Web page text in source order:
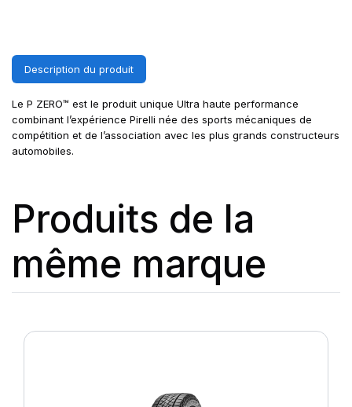
Description du produit
Le P ZERO™ est le produit unique Ultra haute performance
combinant l’expérience Pirelli née des sports mécaniques de
compétition et de l’association avec les plus grands constructeurs
automobiles.
Produits de la
même marque